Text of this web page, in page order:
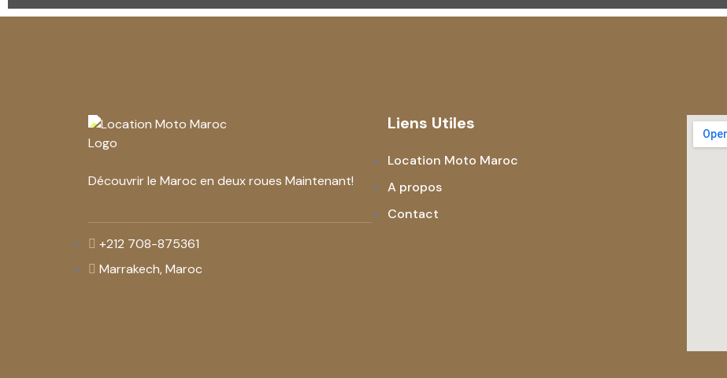
Découvrir le Maroc en deux roues Maintenant!
+212 708-875361
Marrakech, Maroc
Liens Utiles
Location Moto Maroc
A propos
Contact